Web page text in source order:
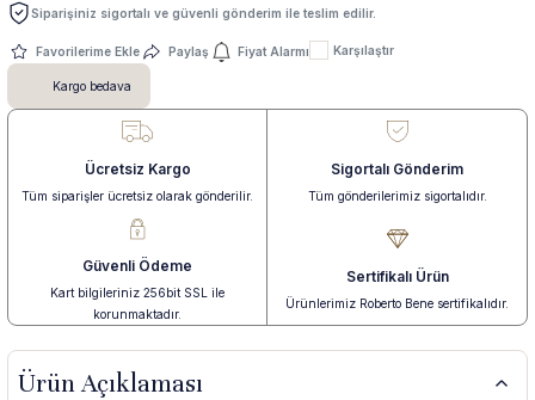
Siparişiniz sigortalı ve güvenli gönderim ile teslim edilir.
Paylaş Fiyat Alarmı Karşılaştır
Kargo bedava
Ücretsiz Kargo
Tüm siparişler ücretsiz olarak gönderilir.
Sigortalı Gönderim
Tüm gönderilerimiz sigortalıdır.
Güvenli Ödeme
Kart bilgileriniz 256bit SSL ile
korunmaktadır.
Sertifikalı Ürün
Ürünlerimiz Roberto Bene sertifikalıdır.
Ürün Açıklaması